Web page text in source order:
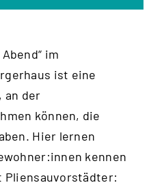
im
ist eine
an der
können, die
Hier lernen
kennen
Pliensauvorstädter: